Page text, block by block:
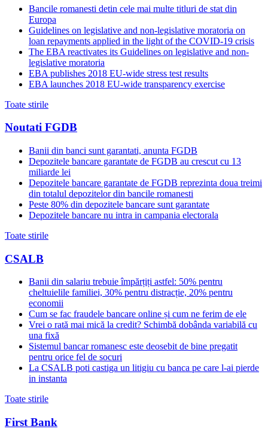
Bancile romanesti detin cele mai multe titluri de stat din
Europa
Guidelines on legislative and non-legislative moratoria on
loan repayments applied in the light of the COVID-19 crisis
The EBA reactivates its Guidelines on legislative and non-
legislative moratoria
EBA publishes 2018 EU-wide stress test results
EBA launches 2018 EU-wide transparency exercise
Toate stirile
Noutati FGDB
Banii din banci sunt garantati, anunta FGDB
Depozitele bancare garantate de FGDB au crescut cu 13
miliarde lei
Depozitele bancare garantate de FGDB reprezinta doua treimi
din totalul depozitelor din bancile romanesti
Peste 80% din depozitele bancare sunt garantate
Depozitele bancare nu intra in campania electorala
Toate stirile
CSALB
Banii din salariu trebuie împărțiți astfel: 50% pentru
cheltuielile familiei, 30% pentru distracție, 20% pentru
economii
Cum se fac fraudele bancare online și cum ne ferim de ele
Vrei o rată mai mică la credit? Schimbă dobânda variabilă cu
una fixă
Sistemul bancar romanesc este deosebit de bine pregatit
pentru orice fel de socuri
La CSALB poti castiga un litigiu cu banca pe care l-ai pierde
in instanta
Toate stirile
First Bank